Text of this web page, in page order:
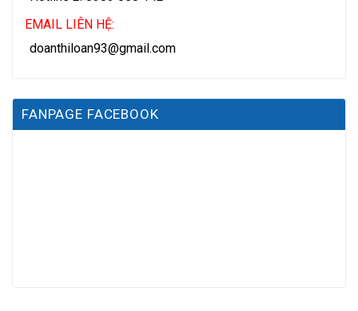
EMAIL LIÊN HỆ:
doanthiloan93@gmail.com
FANPAGE FACEBOOK